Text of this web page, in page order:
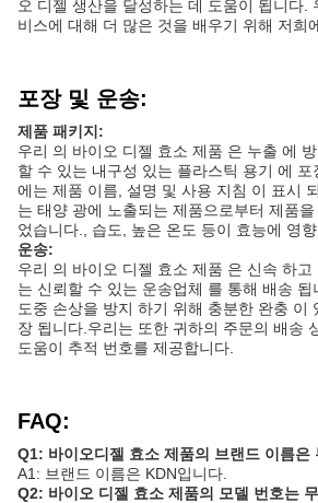
오 디젤 생산을 달성하는 데 도움이 됩니다.
비스에 대해 더 많은 것을 배우기 위해 저희
포장 및 운송:
제품 패키지:
우리 의 바이오 디젤 효소 제품 은 누출 에
할 수 있는 내구성 있는 플라스틱 용기 에 포
에는 제품 이름, 설명 및 사용 지침 이 표시
는 태양 광에 노출되는 제품으로부터 제품
었습니다., 습도, 높은 온도 등이 효능에 영
운송:
우리 의 바이오 디젤 효소 제품 은 신속 하
는 신뢰할 수 있는 운송업체 를 통해 배송
도중 손상을 방지 하기 위해 충분한 완충 이
장 됩니다.우리는 또한 귀하의 주문의 배송
도움이 추적 번호를 제공합니다.
FAQ:
Q1: 바이오디젤 효소 제품의 브랜드 이름은
A1: 브랜드 이름은 KDN입니다.
Q2: 바이오 디젤 효소 제품의 모델 번호는